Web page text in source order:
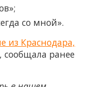
со мной».
из Краснодара,
, сообщала ранее